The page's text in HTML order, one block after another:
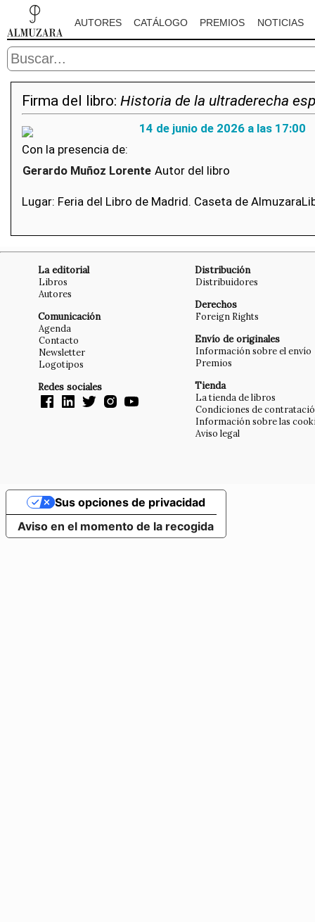
AUTORES CATÁLOGO PREMIOS NOTICIAS
Firma del libro: Historia de la ultraderecha
14 de junio de 2026 a las 17:00
Con la presencia de:
Gerardo Muñoz Lorente Autor del libro
Lugar: Feria del Libro de Madrid. Caseta de
La editorial
Libros
Autores
Comunicación
Agenda
Contacto
Newsletter
Logotipos
Redes sociales
Distribución
Distribuidores
Derechos
Foreign Rights
Envío de originales
Información sobre el envío
Premios
Tienda
La tienda de libros
Condiciones de
Información sobre las
Aviso legal
Aviso en el momento de la recogida
Sus opciones de privacidad